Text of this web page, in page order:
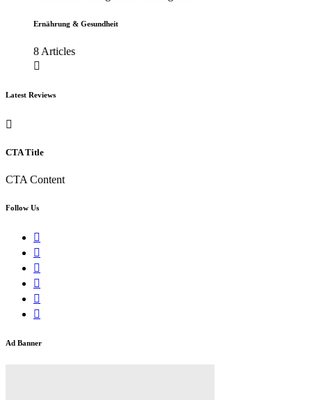
Ernährung & Gesundheit
8 Articles
Latest Reviews
CTA Title
CTA Content
Follow Us
Ad Banner